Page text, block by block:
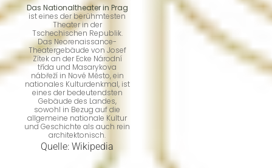
Das Nationaltheater in Prag
ist eines der berühmtesten
Theater in der
Tschechischen Republik.
Das Neorenaissance-
Theatergebäude von Josef
Zítek an der Ecke Národní
třída und Masarykova
nábřeží in Nové Město, ein
nationales Kulturdenkmal, ist
eines der bedeutendsten
Gebäude des Landes,
sowohl in Bezug auf die
allgemeine nationale Kultur
und Geschichte als auch rein
architektonisch.
Quelle: Wikipedia